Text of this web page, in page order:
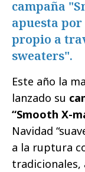
campaña
apuesta
propio a
sweaters".
Este año la
lanzado su
“Smooth X-
Navidad
a la ruptura